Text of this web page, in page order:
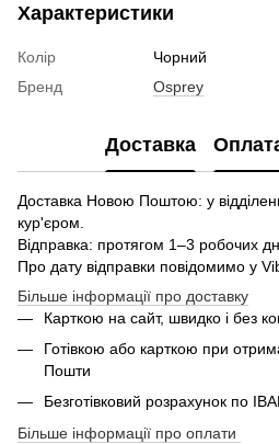
Характеристики
Колір
Чорний
Бренд
Osprey
Доставка
Доставка Новою Поштою: у
кур'єром.
Відправка: протягом 1–3 робочих
Про дату відправки повідомимо у
Більше інформації про доставку
Карткою на сайт, швидко і без
Готівкою або карткою при
Пошти
Безготівковий розрахунок по
Більше інформації про оплати